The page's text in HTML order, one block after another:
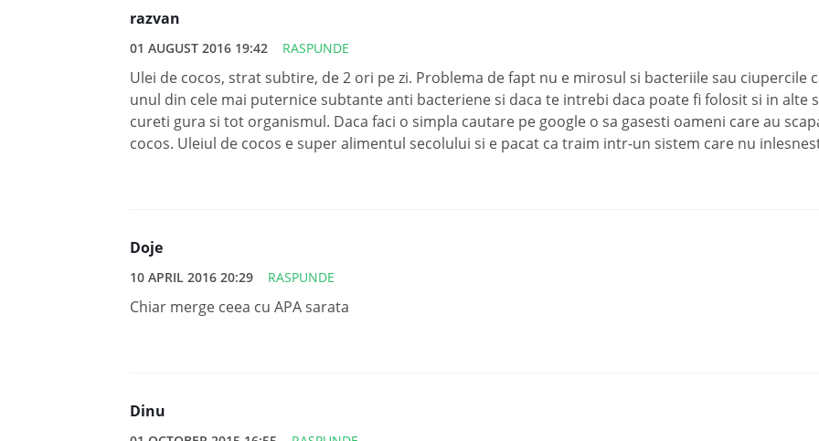
razvan
01 AUGUST 2016 19:42 RASPUNDE
Ulei de cocos, strat subtire, de 2 ori pe zi. Problema de fapt nu e mirosul si bacteriile sau ciupercile
unul din cele mai puternice subtante anti bacteriene si daca te intrebi daca poate fi folosit si in alte
cureti gura si tot organismul. Daca faci o simpla cautare pe google o sa gasesti oameni care au
cocos. Uleiul de cocos e super alimentul secolului si e pacat ca traim intr-un sistem care nu
Doje
10 APRIL 2016 20:29 RASPUNDE
Chiar merge ceea cu APA sarata
Dinu